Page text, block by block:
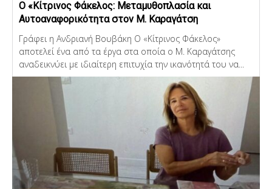
Ο «Κίτρινος Φάκελος: Μεταμυθοπλασία και
Αυτοαναφορικότητα στον Μ. Καραγάτση
Γράφει η Ανδριανή Βουβάκη Ο «Κίτρινος Φάκελος»
αποτελεί ένα από τα έργα στα οποία ο Μ. Καραγάτσης
αναδεικνύει με ιδιαίτερη επιτυχία την ικανότητά του να...